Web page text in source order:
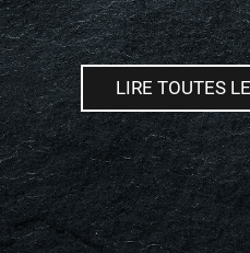
LIRE TOUTES